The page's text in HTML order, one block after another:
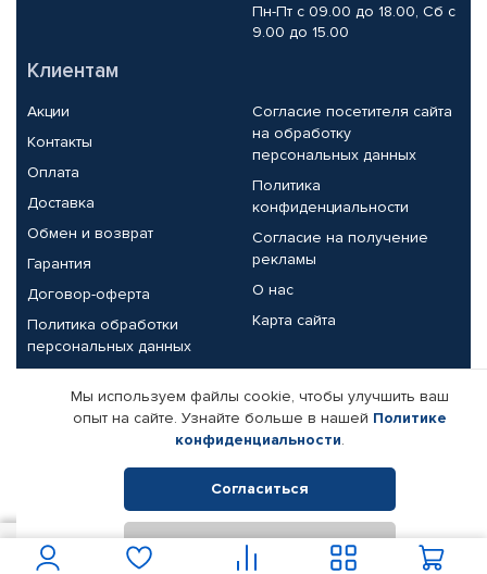
Пн-Пт с 09.00 до 18.00, Сб с
9.00 до 15.00
Клиентам
Акции
Контакты
Оплата
Доставка
Обмен и возврат
Гарантия
Договор-оферта
Политика обработки
персональных данных
Согласие посетителя сайта
на обработку
персональных данных
Политика
конфиденциальности
Согласие на получение
рекламы
О нас
Карта сайта
Партнерам
Корпоративным клиентам
Поставщикам
Реквизиты компании
© КАМАЗ ЦЕНТР ДОНЕЦК, 2015-2026. Все права защищены.
Интернет-магазин автомобильных товаров Автопрофи.
Мы используем файлы cookie, чтобы улучшить ваш
опыт на сайте. Узнайте больше в нашей Политике
конфиденциальности.
Согласиться
Отклонить
В корзину